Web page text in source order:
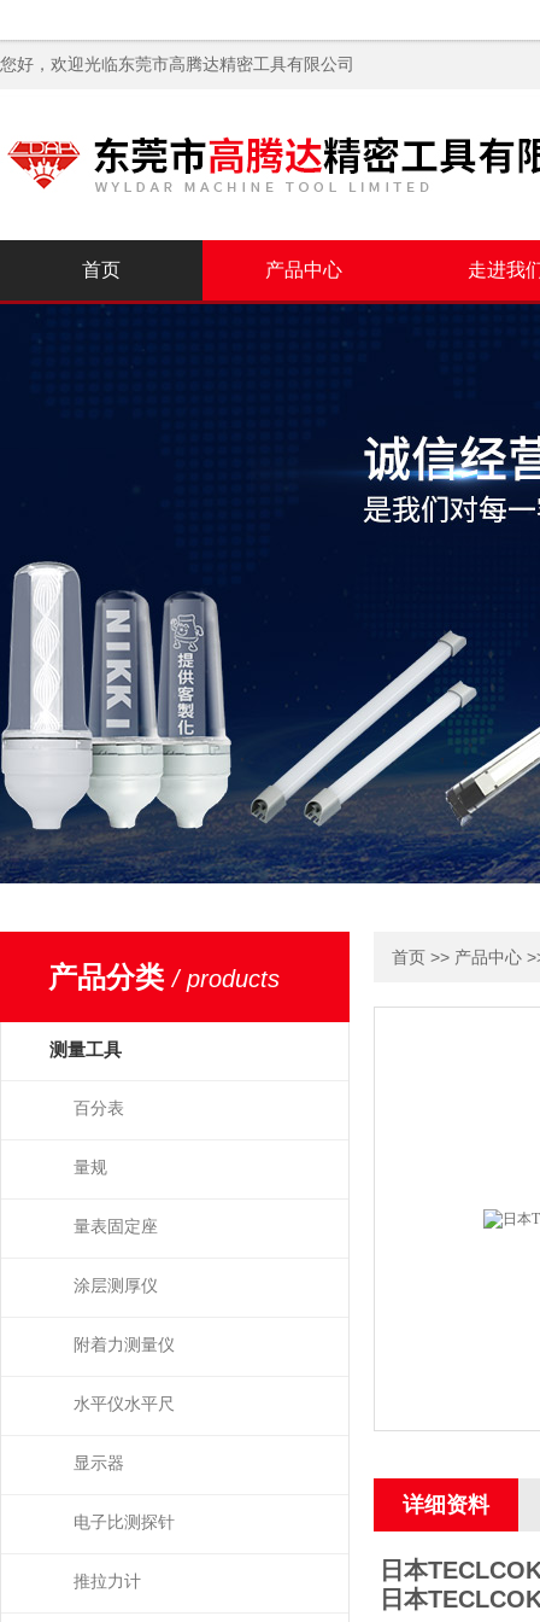
您好，欢迎光临东莞市高腾达精密工具有限公司
首页 产品中心 走进我
产品分类/ products
测量工具
百分表
量规
量表固定座
涂层测厚仪
附着力测量仪
水平仪水平尺
显示器
电子比测探针
推拉力计
首页 >> 产品中心
详细资料
日本
日本